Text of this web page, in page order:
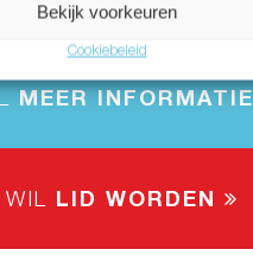
Bekijk voorkeuren
Cookiebeleid
MEER INFORMATIE
WIL LID WORDEN